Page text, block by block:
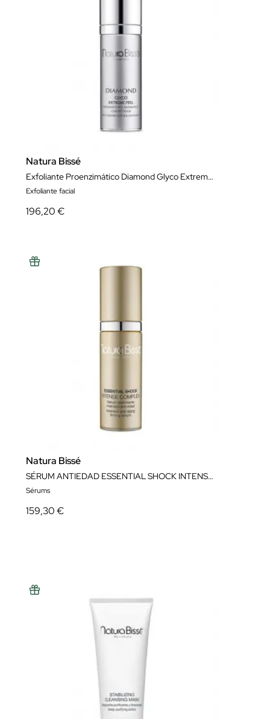
Natura Bissé
Exfoliante Proenzimático Diamond Glyco Extreme Peel 30 ml
Exfoliante facial
196,20 €
Natura Bissé
SÉRUM ANTIEDAD ESSENTIAL SHOCK INTENSE COMPLEX 30 ML NATURA BISSÉ
Sérums
159,30 €